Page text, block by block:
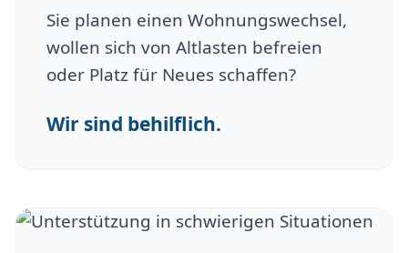
Sie planen einen Wohnungswechsel,
wollen sich von Altlasten befreien
oder Platz für Neues schaffen?
Wir sind behilflich.